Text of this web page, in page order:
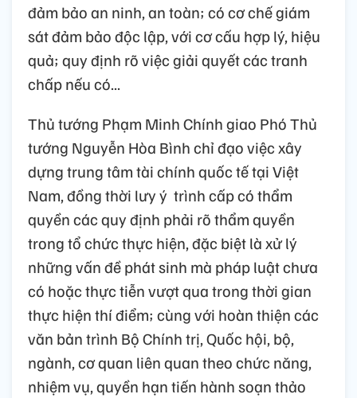
đảm bảo an ninh, an toàn; có cơ chế giám
sát đảm bảo độc lập, với cơ cấu hợp lý, hiệu
quả; quy định rõ việc giải quyết các tranh
chấp nếu có...
Thủ tướng Phạm Minh Chính giao Phó Thủ
tướng Nguyễn Hòa Bình chỉ đạo việc xây
dựng trung tâm tài chính quốc tế tại Việt
Nam, đồng thời lưy ý trình cấp có thẩm
quyền các quy định phải rõ thẩm quyền
trong tổ chức thực hiện, đặc biệt là xử lý
những vấn đề phát sinh mà pháp luật chưa
có hoặc thực tiễn vượt qua trong thời gian
thực hiện thí điểm; cùng với hoàn thiện các
văn bản trình Bộ Chính trị, Quốc hội, bộ,
ngành, cơ quan liên quan theo chức năng,
nhiệm vụ, quyền hạn tiến hành soạn thảo